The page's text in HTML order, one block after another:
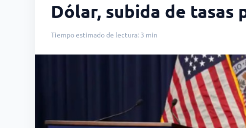
Dólar, subida de
Tiempo estimado de lectura: 3 min